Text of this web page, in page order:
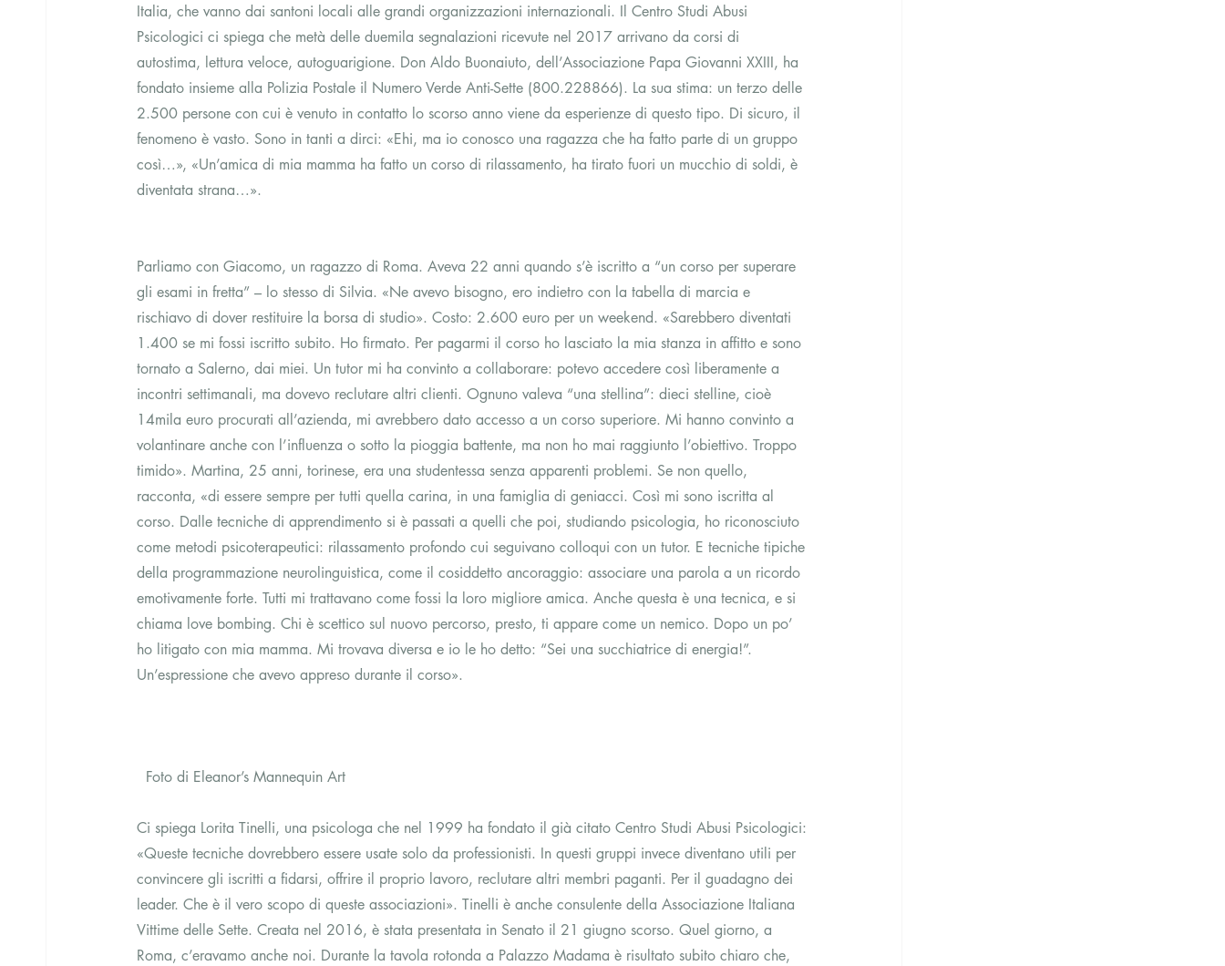
Italia, che vanno dai santoni locali alle grandi organizzazioni internazionali. Il Centro Studi Abusi
Psicologici ci spiega che metà delle duemila segnalazioni ricevute nel 2017 arrivano da corsi di
autostima, lettura veloce, autoguarigione. Don Aldo Buonaiuto, dell’Associazione Papa Giovanni XXIII, ha
fondato insieme alla Polizia Postale il Numero Verde Anti-Sette (800.228866). La sua stima: un terzo delle
2.500 persone con cui è venuto in contatto lo scorso anno viene da esperienze di questo tipo. Di sicuro, il
fenomeno è vasto. Sono in tanti a dirci: «Ehi, ma io conosco una ragazza che ha fatto parte di un gruppo
così…», «Un’amica di mia mamma ha fatto un corso di rilassamento, ha tirato fuori un mucchio di soldi, è
diventata strana…».
Parliamo con Giacomo, un ragazzo di Roma. Aveva 22 anni quando s’è iscritto a “un corso per superare
gli esami in fretta” – lo stesso di Silvia. «Ne avevo bisogno, ero indietro con la tabella di marcia e
rischiavo di dover restituire la borsa di studio». Costo: 2.600 euro per un weekend. «Sarebbero diventati
1.400 se mi fossi iscritto subito. Ho firmato. Per pagarmi il corso ho lasciato la mia stanza in affitto e sono
tornato a Salerno, dai miei. Un tutor mi ha convinto a collaborare: potevo accedere così liberamente a
incontri settimanali, ma dovevo reclutare altri clienti. Ognuno valeva “una stellina”: dieci stelline, cioè
14mila euro procurati all’azienda, mi avrebbero dato accesso a un corso superiore. Mi hanno convinto a
volantinare anche con l’influenza o sotto la pioggia battente, ma non ho mai raggiunto l’obiettivo. Troppo
timido». Martina, 25 anni, torinese, era una studentessa senza apparenti problemi. Se non quello,
racconta, «di essere sempre per tutti quella carina, in una famiglia di geniacci. Così mi sono iscritta al
corso. Dalle tecniche di apprendimento si è passati a quelli che poi, studiando psicologia, ho riconosciuto
come metodi psicoterapeutici: rilassamento profondo cui seguivano colloqui con un tutor. E tecniche tipiche
della programmazione neurolinguistica, come il cosiddetto ancoraggio: associare una parola a un ricordo
emotivamente forte. Tutti mi trattavano come fossi la loro migliore amica. Anche questa è una tecnica, e si
chiama love bombing. Chi è scettico sul nuovo percorso, presto, ti appare come un nemico. Dopo un po’
ho litigato con mia mamma. Mi trovava diversa e io le ho detto: “Sei una succhiatrice di energia!”.
Un’espressione che avevo appreso durante il corso».
  Foto di Eleanor’s Mannequin Art
Ci spiega Lorita Tinelli, una psicologa che nel 1999 ha fondato il già citato Centro Studi Abusi Psicologici:
«Queste tecniche dovrebbero essere usate solo da professionisti. In questi gruppi invece diventano utili per
convincere gli iscritti a fidarsi, offrire il proprio lavoro, reclutare altri membri paganti. Per il guadagno dei
leader. Che è il vero scopo di queste associazioni». Tinelli è anche consulente della Associazione Italiana
Vittime delle Sette. Creata nel 2016, è stata presentata in Senato il 21 giugno scorso. Quel giorno, a
Roma, c’eravamo anche noi. Durante la tavola rotonda a Palazzo Madama è risultato subito chiaro che,